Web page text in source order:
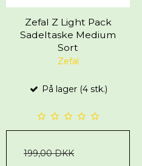
Zefal Z Light Pack
Sadeltaske Medium
Sort
Zefal
På lager (4 stk.)
199,00 DKK